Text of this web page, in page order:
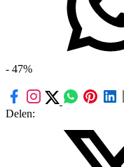
- 47%
Delen: